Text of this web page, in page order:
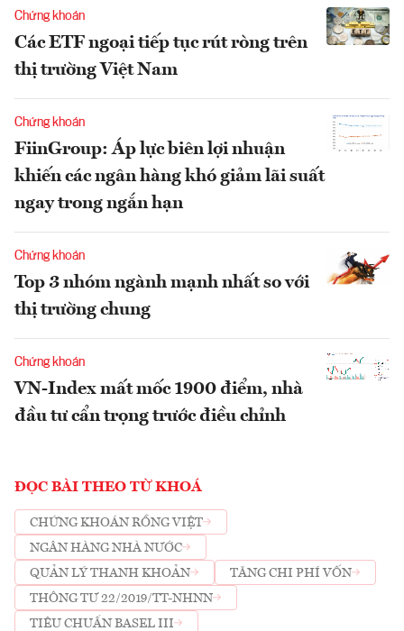
Chứng khoán
Các ETF ngoại tiếp tục rút ròng trên
thị trường Việt Nam
Chứng khoán
FiinGroup: Áp lực biên lợi nhuận
khiến các ngân hàng khó giảm lãi suất
ngay trong ngắn hạn
Chứng khoán
Top 3 nhóm ngành mạnh nhất so với
thị trường chung
Chứng khoán
VN-Index mất mốc 1900 điểm, nhà
đầu tư cẩn trọng trước điều chỉnh
ĐỌC BÀI THEO TỪ KHOÁ
CHỨNG KHOÁN RỒNG VIỆT
NGÂN HÀNG NHÀ NƯỚC
QUẢN LÝ THANH KHOẢN
TĂNG CHI PHÍ VỐN
THÔNG TƯ 22/2019/TT-NHNN
TIÊU CHUẨN BASEL III